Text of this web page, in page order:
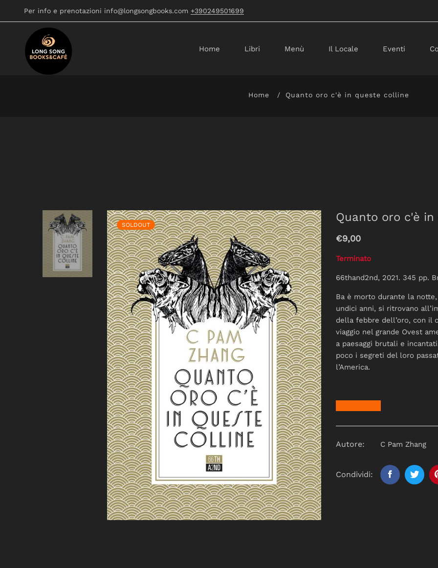
Per info e prenotazioni info@longsongbooks.com +390249501699
Home Libri Menù Il Locale Eventi
Home Quanto oro c'è in queste colline
SOLDOUT
Quanto oro c'è
€9,00
Terminato
66thand2nd, 2021. 345 pp.
Ba è morto durante la
undici anni, si ritrovano
della febbre dell’oro, con il
viaggio nel grande Ovest
a paesaggi brutali e
poco i segreti del loro
l’America.
Autore: C Pam Zhang
Condividi: